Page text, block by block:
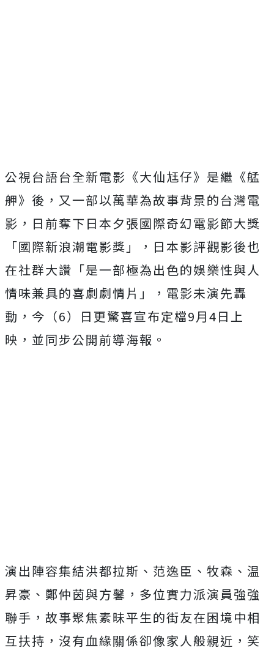
公視台語台全新電影《大仙尪仔》是繼《艋
舺》後， 又一部以萬華為故事背景的台灣電
影， 日前奪下日本夕張國際奇幻電影節大獎
「國際新浪潮電影獎」， 日本影評觀影後也
在社群大讚「是一部極為出色的娛樂性與人
情味兼具的喜劇劇情片」，電影未演先轟
動，今（6）日更驚喜宣布定檔9月4日上
映， 並同步公開前導海報。
演出陣容集結洪都拉斯、范逸臣、牧森、 温
昇豪、鄭仲茵與方馨，多位實力派演員強強
聯手， 故事聚焦素昧平生的街友在困境中相
互扶持， 沒有血緣關係卻像家人般親近，笑